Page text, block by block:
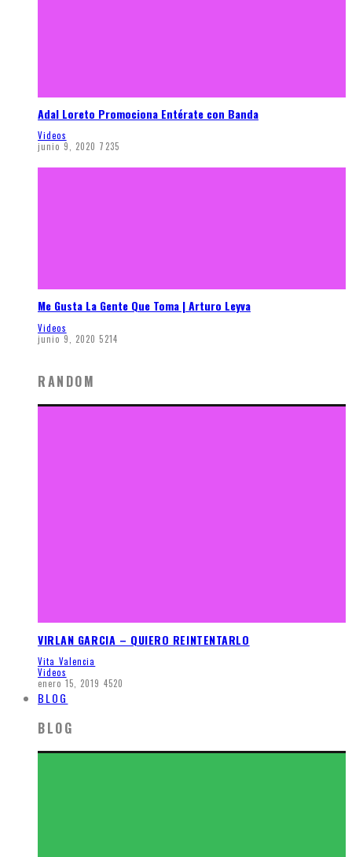
Adal Loreto Promociona Entérate con Banda
Videos
junio 9, 2020 7235
Me Gusta La Gente Que Toma | Arturo Leyva
Videos
junio 9, 2020 5214
RANDOM
VIRLAN GARCIA – QUIERO REINTENTARLO
Vita Valencia
Videos
enero 15, 2019 4520
BLOG
BLOG